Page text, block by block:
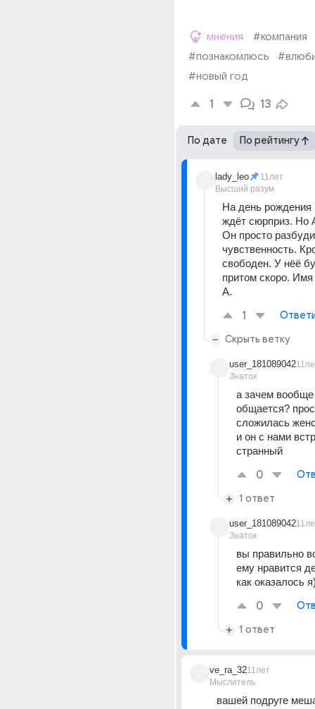
мнения
#компания
#познакомлюсь
#новый год
1 13
По дате По рейтингу
lady_leo
Высший разум
11лет
На день рождения
ждёт сюрприз. Но
Он просто
чувственность.
свободен. У нёё
притом скоро.
А.
1
Скрыть ветку
user_181089042
Знаток
а зачем
общается?
сложилась
и он с нами
странный
0
1 ответ
user_181089042
Знаток
вы правильно
ему нравится
как оказалось
0
1 ответ
ve_ra_32
Мыслитель
11лет
вашей подруге